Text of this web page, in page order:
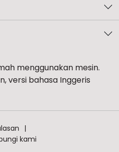
menggunakan mesin.
versi bahasa Inggeris
kami